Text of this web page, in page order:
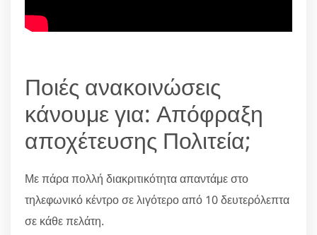
Ποιές ανακοινώσεις
κάνουμε για: Απόφραξη
αποχέτευσης Πολιτεία;
Με πάρα πολλή διακριτικότητα απαντάμε στο
τηλεφωνικό κέντρο σε λιγότερο από 10 δευτερόλεπτα
σε κάθε πελάτη.